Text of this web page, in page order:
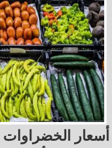
أسعار الخضراوات